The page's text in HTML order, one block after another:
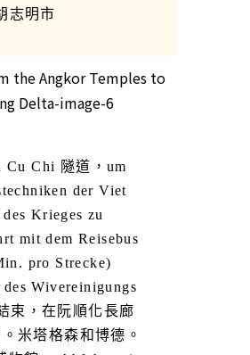
志明市
Chi 隧道，um
der Viet
Krieges zu
mit dem Reisebus
pro Strecke)
Wivereinigungs
束，在阮順化長廊
米塔格森和博德。